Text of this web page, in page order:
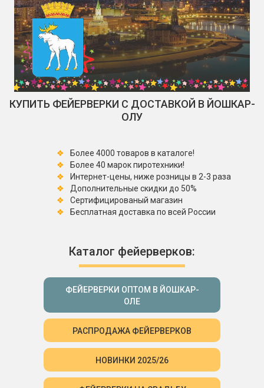
КУПИТЬ ФЕЙЕРВЕРКИ С ДОСТАВКОЙ В ЙОШКАР-
ОЛУ
Более 4000 товаров в каталоге!
Более 40 марок пиротехники!
Интернет-цены, ниже розницы в 2-3 раза
Дополнительные скидки до 50%
Сертифицированый магазин
Бесплатная доставка по всей России
Каталог фейерверков:
ФЕЙЕРВЕРКИ ОПТОМ В ЙОШКАР-
ОЛЕ
РАСПРОДАЖА ФЕЙЕРВЕРКОВ
НОВИНКИ 2025/26